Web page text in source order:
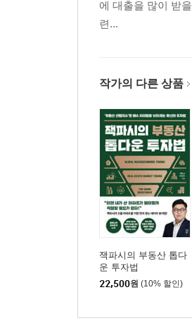
돈이 되는 곳은 서울만
다주택자를 위한 절세 노
[3장]
최적의 매수 타이밍을
★전국 8도별 시의 상승
나무를 보기 전에 숲부
부동산 사이클로 알아
부동산 투자를 하기 전
지역 분석을 위해 꼭 봐
주택구입부담지수로 상
현재·미래 공급량으로
초기분양률로 시장 심리
에 대출을 많이 받
련...
작가의 다른 상품
잭파시의 부동산 톱다
운 투자법
22,500원 (10% 할인)